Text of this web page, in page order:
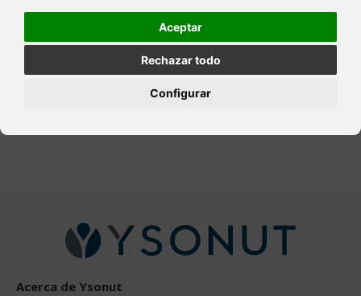
Aceptar
Rechazar todo
Configurar
Más artículos por categorías
Acerca de Ysonut